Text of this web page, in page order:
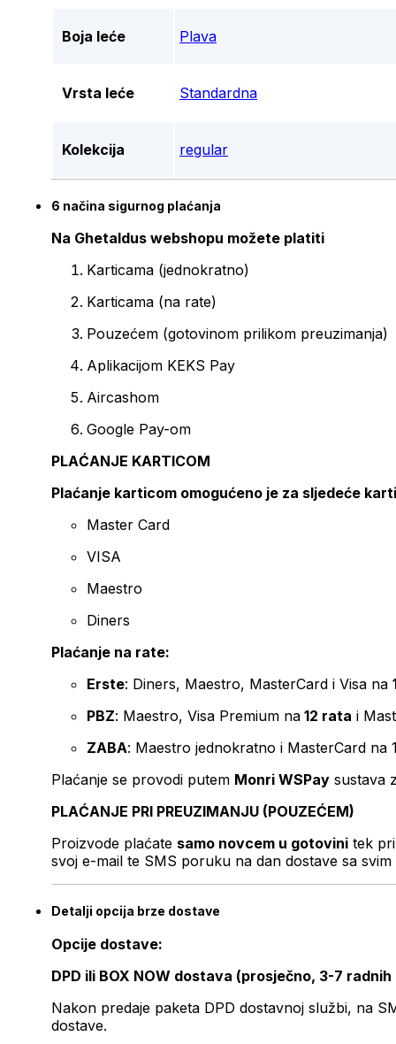
Boja leće Plava
Vrsta leće Standardna
Kolekcija regular
6 načina sigurnog plaćanja
Na Ghetaldus webshopu možete platiti
Karticama (jednokratno)
Karticama (na rate)
Pouzećem (gotovinom prilikom preuzimanja)
Aplikacijom KEKS Pay
Aircashom
Google Pay-om
PLAĆANJE KARTICOM
Plaćanje karticom omogućeno je za sljedeće
Master Card
VISA
Maestro
Diners
Plaćanje na rate:
Erste: Diners, Maestro, MasterCard i Visa na
PBZ: Maestro, Visa Premium na 12 rata i
ZABA: Maestro jednokratno i MasterCard na
Plaćanje se provodi putem Monri WSPay sustava
PLAĆANJE PRI PREUZIMANJU (POUZEĆEM)
Proizvode plaćate samo novcem u gotovini tek
svoj e-mail te SMS poruku na dan dostave sa svim
Detalji opcija brze dostave
Opcije dostave:
DPD ili BOX NOW dostava (prosječno, 3-7 radnih
Nakon predaje paketa DPD dostavnoj službi, na
dostave.